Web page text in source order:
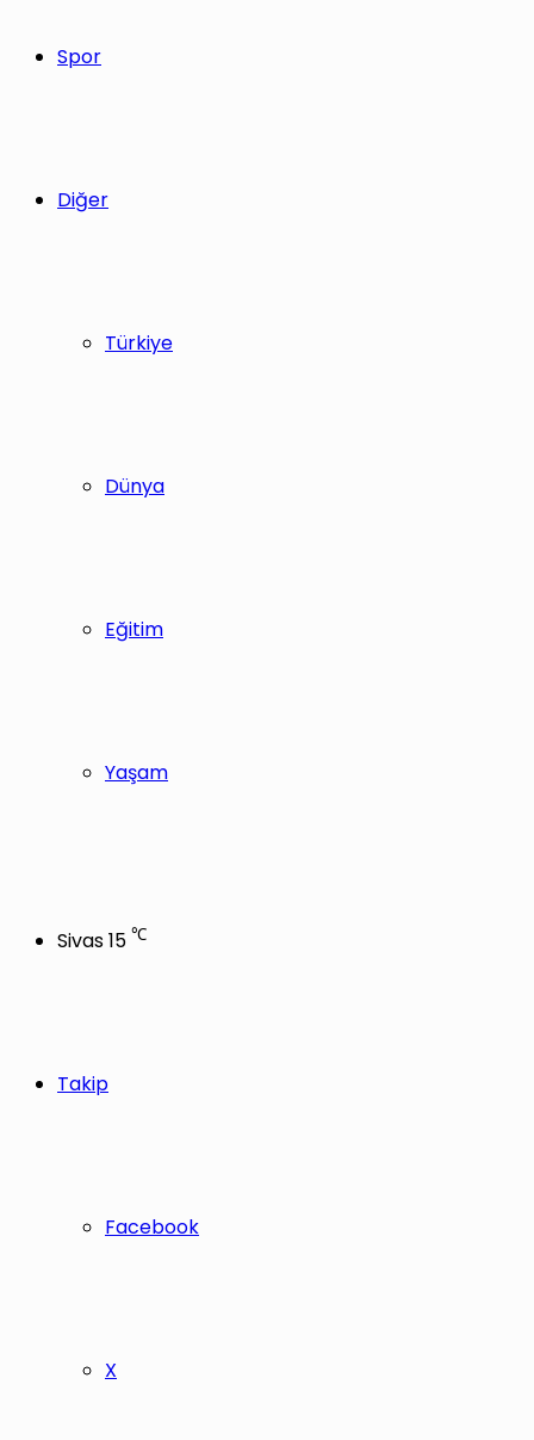
Spor
Diğer
Türkiye
Dünya
Eğitim
Yaşam
Sivas15 ℃
Takip
Facebook
X